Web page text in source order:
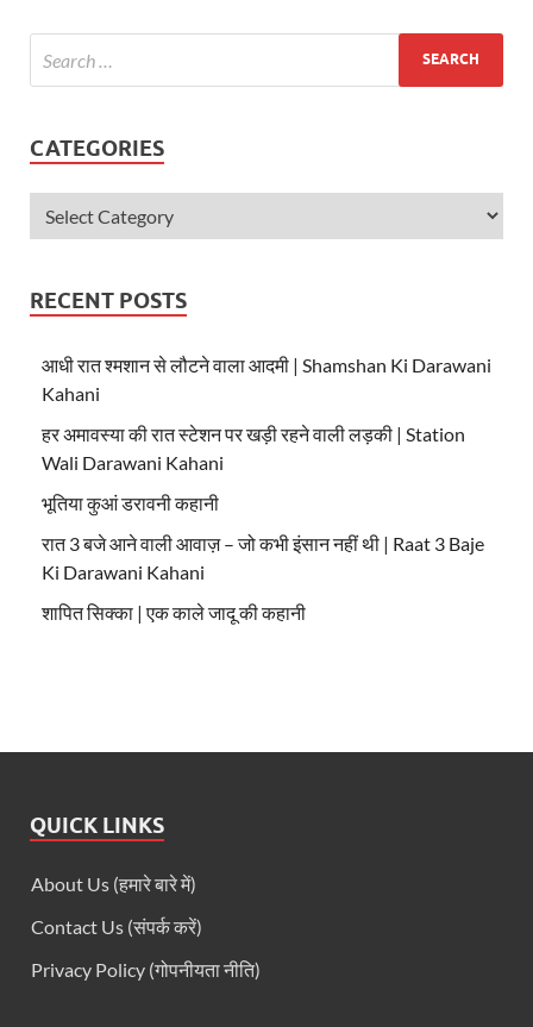
A
p
p
o
k
CATEGORIES
RECENT POSTS
आधी रात श्मशान से लौटने वाला आदमी | Shamshan Ki Darawani
Kahani
हर अमावस्या की रात स्टेशन पर खड़ी रहने वाली लड़की | Station
Wali Darawani Kahani
भूतिया कुआं डरावनी कहानी
रात 3 बजे आने वाली आवाज़ – जो कभी इंसान नहीं थी | Raat 3 Baje
Ki Darawani Kahani
शापित सिक्का | एक काले जादू की कहानी
QUICK LINKS
About Us (हमारे बारे में)
Contact Us (संपर्क करें)
Privacy Policy (गोपनीयता नीति)